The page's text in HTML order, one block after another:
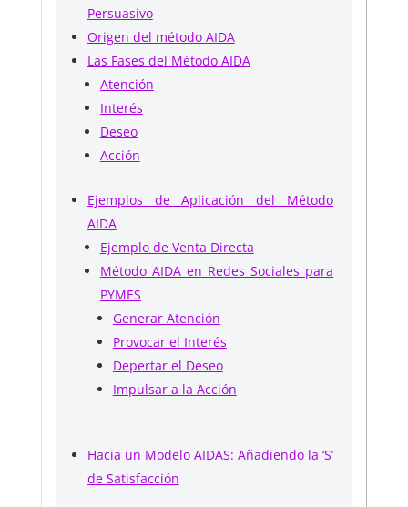
Persuasivo
Origen del método AIDA
Las Fases del Método AIDA
Atención
Interés
Deseo
Acción
Ejemplos de Aplicación del Método
AIDA
Ejemplo de Venta Directa
Método AIDA en Redes Sociales para
PYMES
Generar Atención
Provocar el Interés
Depertar el Deseo
Impulsar a la Acción
Hacia un Modelo AIDAS: Añadiendo la ‘S’
de Satisfacción